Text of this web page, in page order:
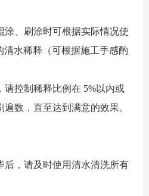
涂、刷涂时可根据实际情况使
清水稀释（可根据施工手感酌
请控制稀释比例在 5%以内或
数，直至达到满意的效果。
后，请及时使用清水清洗所有